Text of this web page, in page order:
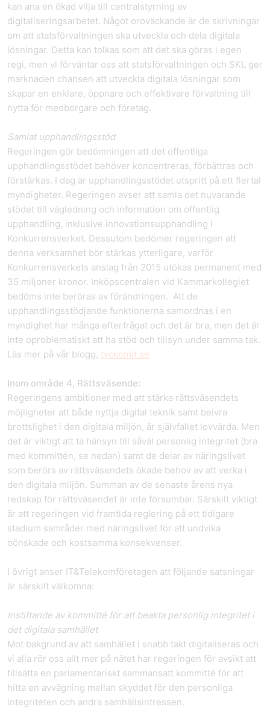
kan ana en ökad vilja till centralstyrning av
digitaliseringsarbetet. Något oroväckande är de skrivningar
om att statsförvaltningen ska utveckla och dela digitala
lösningar. Detta kan tolkas som att det ska göras i egen
regi, men vi förväntar oss att statsförvaltningen och SKL ger
marknaden chansen att utveckla digitala lösningar som
skapar en enklare, öppnare och effektivare förvaltning till
nytta för medborgare och företag.
Samlat upphandlingsstöd
Regeringen gör bedömningen att det offentliga
upphandlingsstödet behöver koncentreras, förbättras och
förstärkas. I dag är upphandlingsstödet utspritt på ett flertal
myndigheter. Regeringen avser att samla det nuvarande
stödet till vägledning och information om offentlig
upphandling, inklusive innovationsupphandling i
Konkurrensverket. Dessutom bedömer regeringen att
denna verksamhet bör stärkas ytterligare, varför
Konkurrensverkets anslag från 2015 utökas permanent med
35 miljoner kronor. Inköpscentralen vid Kammarkollegiet
bedöms inte beröras av förändringen. Att de
upphandlingsstödjande funktionerna samordnas i en
myndighet har många efterfrågat och det är bra, men det är
inte oproblematiskt att ha stöd och tillsyn under samma tak.
Läs mer på vår blogg, tyckomit.se
Inom område 4, Rättsväsende:
Regeringens ambitioner med att stärka rättsväsendets
möjligheter att både nyttja digital teknik samt beivra
brottslighet i den digitala miljön, är självfallet lovvärda. Men
det är viktigt att ta hänsyn till såväl personlig integritet (bra
med kommittén, se nedan) samt de delar av näringslivet
som berörs av rättsväsendets ökade behov av att verka i
den digitala miljön. Summan av de senaste årens nya
redskap för rättsväsendet är inte försumbar. Särskilt viktigt
är att regeringen vid framtida reglering på ett tidigare
stadium samråder med näringslivet för att undvika
oönskade och kostsamma konsekvenser.
I övrigt anser IT&Telekomföretagen att följande satsningar
är särskilt välkomna:
Instiftande av kommitté för att beakta personlig integritet i
det digitala samhället
Mot bakgrund av att samhället i snabb takt digitaliseras och
vi alla rör oss allt mer på nätet har regeringen för avsikt att
tillsätta en parlamentariskt sammansatt kommitté för att
hitta en avvägning mellan skyddet för den personliga
integriteten och andra samhällsintressen.